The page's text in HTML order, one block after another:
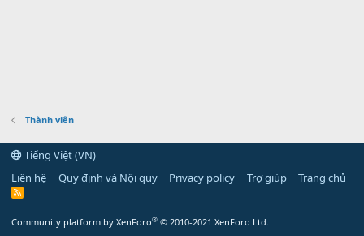
Thành viên
Tiếng Việt (VN)
Liên hệ
Quy định và Nội quy Privacy policy Trợ giúp Trang chủ
R
Community platform by XenForo® © 2010-2021 XenForo Ltd.